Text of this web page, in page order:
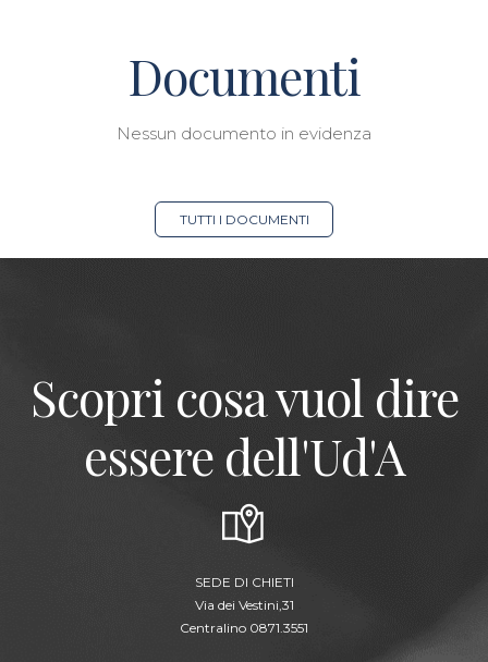
Documenti
Nessun documento in evidenza
TUTTI I DOCUMENTI
Scopri cosa vuol dire
essere dell'Ud'A
SEDE DI CHIETI
Via dei Vestini,31
Centralino 0871.3551